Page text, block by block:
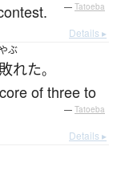
— Tatoeba
Details ▸
やぶ
敗れた。
of three to
— Tatoeba
Details ▸